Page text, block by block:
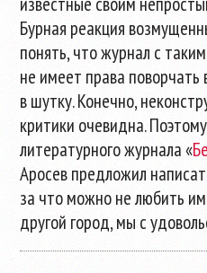
Бурная реакция
понять, что журнал с
не имеет права
в шутку. Конечно,
критики очевидна.
литературного журнала «
Аросев предложил
за что можно не любить
другой город, мы с